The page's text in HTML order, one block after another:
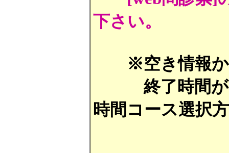
下さい。
※空き情報
終了時間が不
時間コース選択